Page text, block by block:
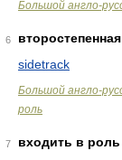
Большой англо-
6
sidetrack
Большой англо-
роль
7
входить в роль